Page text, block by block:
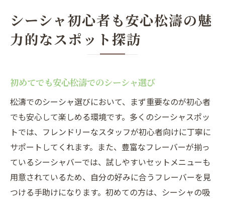
松濤でのシーシャ体験の始め方
シーシャ初心者が松濤で気をつけたいこと
渋谷区松濤でのシーシャ体験新しいフレーバー
松濤で試したいシーシャの新フレーバー
珍しいフレーバーを楽しめる松濤のシーシ
ャスポット
フレーバーの選び方松濤流
松濤のシーシャカフェでのフレーバー試飲
会
シーシャフレーバーのバリエーションを探
シーシャ初心者も安心松濤の魅
力的なスポット探訪
初めてでも安心松濤でのシーシャ選び
松濤でのシーシャ選びにおいて、まず重要なのが初心者
でも安心して楽しめる環境です。多くのシーシャスポッ
トでは、フレンドリーなスタッフが初心者向けに丁寧に
サポートしてくれます。また、豊富なフレーバーが揃っ
ているシーシャバーでは、試しやすいセットメニューも
用意されているため、自分の好みに合うフレーバーを見
つける手助けになります。初めての方は、シーシャの吸